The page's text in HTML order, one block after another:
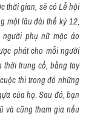
thời gian, sẽ có Lễ hội
một lâu đài thế kỷ 12,
phụ nữ mặc áo
phát cho mỗi người
thời trung cổ, bằng tay
thi trong đó những
của họ. Sau đó, bạn
và cũng tham gia nếu